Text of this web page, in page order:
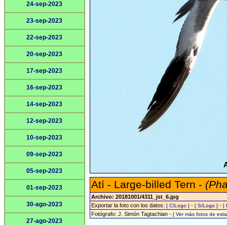
24-sep-2023
23-sep-2023
22-sep-2023
20-sep-2023
17-sep-2023
16-sep-2023
14-sep-2023
12-sep-2023
10-sep-2023
09-sep-2023
05-sep-2023
01-sep-2023
30-ago-2023
27-ago-2023
Atí - Large-billed Tern -
Archivo: 20181001/4311_jst_6.jpg
Exportar la foto con los datos: [ C/Logo ] - [ S/Logo ] - [
Fotógrafo: J. Simón Tagtachian - [ Ver más fotos de